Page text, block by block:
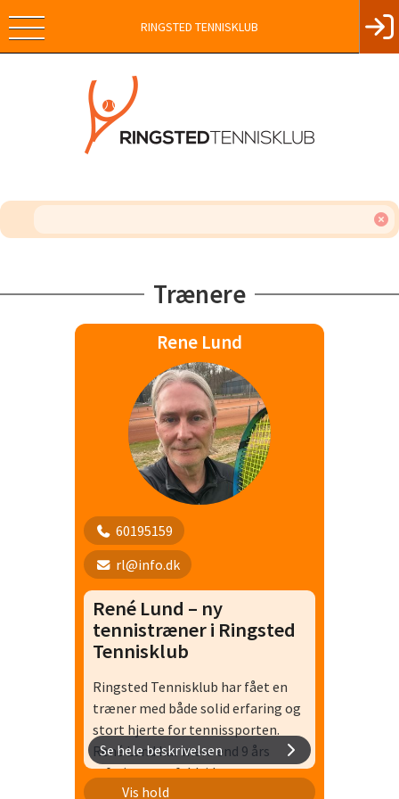
RINGSTED TENNISKLUB
Trænere
Rene Lund
60195159
rl@info.dk
René Lund – ny
tennistræner i Ringsted
Tennisklub
Ringsted Tennisklub har fået en
træner med både solid erfaring og
stort hjerte for tennissporten.
René Lund har mere end 9 års
erfaring som fuldtids
tennistræner og har senest
Se hele beskrivelsen
Vis hold
+65 træning